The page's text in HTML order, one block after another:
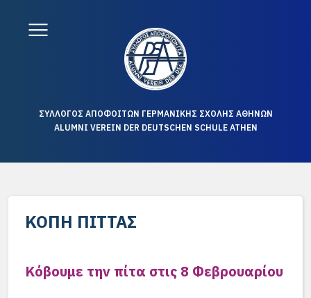
ΣΥΛΛΟΓΟΣ ΑΠΟΦΟΙΤΩΝ ΓΕΡΜΑΝΙΚΗΣ ΣΧΟΛΗΣ ΑΘΗΝΩΝ
ALUMNI VEREIN DER DEUTSCHEN SCHULE ATHEN
ΚΟΠΉ ΠΊΤΤΑΣ
Κόβουμε την πίτα στις 8 Φεβρουαρίου